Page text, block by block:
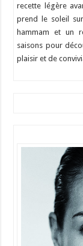
recette légère
prend le soleil
hammam et un
saisons pour
plaisir et de